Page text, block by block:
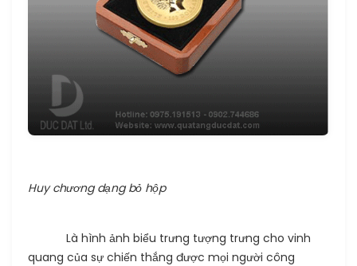
Huy chương dạng bỏ hộp
Là hình ảnh biểu trưng tượng trưng cho vinh
quang của sự chiến thắng được mọi người công